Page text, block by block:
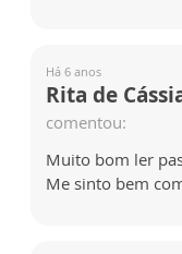
Há 6 anos
Rita de
comentou:
Muito bom ler
Me sinto bem